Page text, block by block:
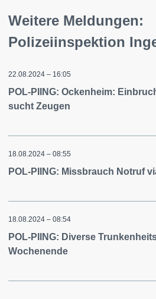
Weitere Meldungen:
Polizeiinspektion
22.08.2024 – 16:05
POL-PIING: Ockenheim:
sucht Zeugen
18.08.2024 – 08:55
POL-PIING: Missbrauch Notruf
18.08.2024 – 08:54
POL-PIING: Diverse
Wochenende